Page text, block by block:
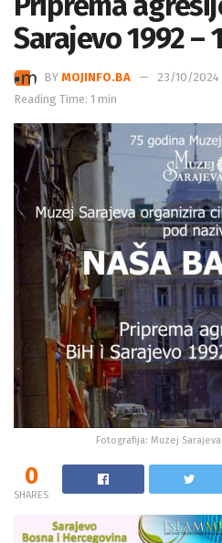
Sarajevo 1992 –
BY MOJINFO.BA
23/10/2024
Reading Time: 1 min
Fotografija: Muzej
0
SHARES